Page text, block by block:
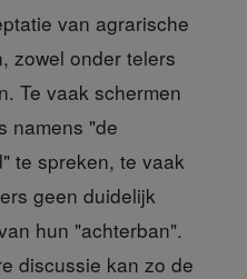
van agrarische
zowel onder telers
Te vaak schermen
namens "de
te spreken, te vaak
geen duidelijk
hun "achterban".
discussie kan zo de